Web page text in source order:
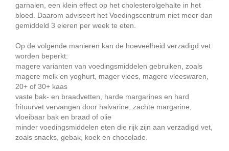
garnalen, een klein effect op het cholesterolgehalte in het
bloed. Daarom adviseert het Voedingscentrum niet meer dan
gemiddeld 3 eieren per week te eten.
Op de volgende manieren kan de hoeveelheid verzadigd vet
worden beperkt:
magere varianten van voedingsmiddelen gebruiken, zoals
magere melk en yoghurt, mager vlees, magere vleeswaren,
20+ of 30+ kaas
vaste bak- en braadvetten, harde margarines en hard
frituurvet vervangen door halvarine, zachte margarine,
vloeibaar bak en braad of olie
minder voedingsmiddelen eten die rijk zijn aan verzadigd vet,
zoals snacks, gebak, koek en chocolade.